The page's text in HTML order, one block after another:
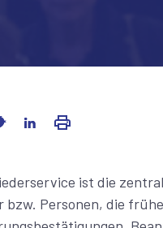
ist die
bzw. Personen, die